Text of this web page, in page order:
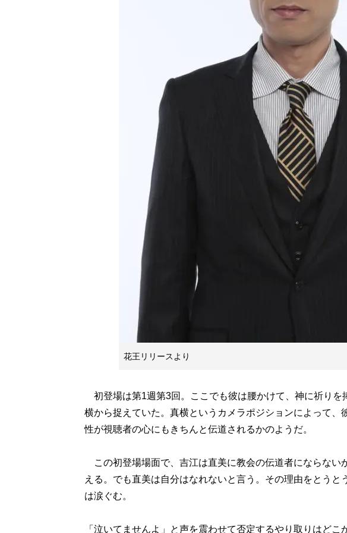
花王リリースより
初登場は第1週第3回。ここでも彼は腰かけて、神に祈りを
横から捉えていた。真横というカメラポジションによって、
性が視聴者の心にもきちんと伝道されるかのようだ。
この初登場場面で、吉江は直美に教会の伝道者にならない
える。でも直美は自分はなれないと言う。その理由をとうと
は涙ぐむ。
「泣いてませんよ」と声を震わせて否定するやり取りはど